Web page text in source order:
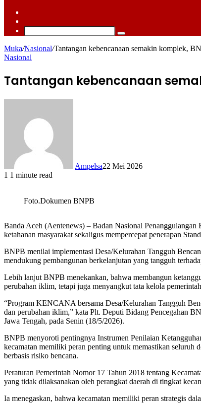
skin
Cari
Muka/Nasional/Tantangan kebencanaan semakin komplek,
Nasional
Tantangan kebencanaan
Ampelsa22 Mei 2026
1 1 minute read
Foto.Dokumen BNPB
Banda Aceh (Aentenews) – Badan Nasional
ketahanan masyarakat sekaligus mempercepat penerapan
BNPB menilai implementasi Desa/Kelurahan Tangguh
mendukung pembangunan berkelanjutan yang tangguh
Lebih lanjut BNPB menekankan, bahwa membangun
perubahan iklim, tetapi juga menyangkut tata kelola
“Program KENCANA bersama Desa/Kelurahan Tangguh
dan perubahan iklim,” kata Plt. Deputi Bidang Pencegahan
Jawa Tengah, pada Senin (18/5/2026).
BNPB menyoroti pentingnya Instrumen Penilaian
kecamatan memiliki peran penting untuk memastikan seluruh
berbasis risiko bencana.
Peraturan Pemerintah Nomor 17 Tahun 2018 tentang
yang tidak dilaksanakan oleh perangkat daerah di tingkat
Ia menegaskan, bahwa kecamatan memiliki peran strategis